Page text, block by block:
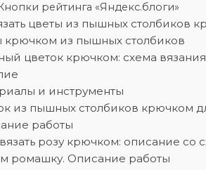
рейтинга «Яндекс.блоги»
цветы из пышных столбиков
крючком из пышных столбиков
цветок крючком: схема
и инструменты
из пышных столбиков крючком
работы
розу крючком: описание со
ромашку. Описание работы